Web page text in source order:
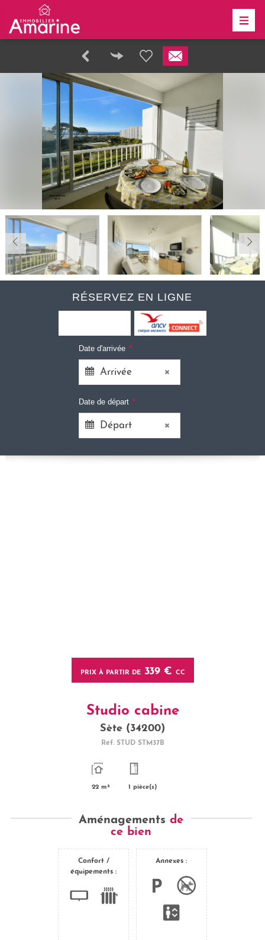
RÉSERVEZ EN LIGNE
Date d'arrivée *
Date de départ *
PRIX À PARTIR DE339 € CC
Studio cabine
Sète (34200)
Réf. STUD STM37B
22 m² 1 pièce(s)
Aménagementsde
ce bien
Confort /
équipements :
Annexes :